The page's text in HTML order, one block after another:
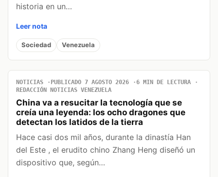
historia en un…
Leer nota
Sociedad Venezuela
NOTICIAS PUBLICADO 7 AGOSTO 2026
6 MIN DE LECTURA
REDACCIÓN NOTICIAS VENEZUELA
China va a resucitar la tecnología que se
creía una leyenda: los ocho dragones que
detectan los latidos de la tierra
Hace casi dos mil años, durante la dinastía Han
del Este , el erudito chino Zhang Heng diseñó un
dispositivo que, según…